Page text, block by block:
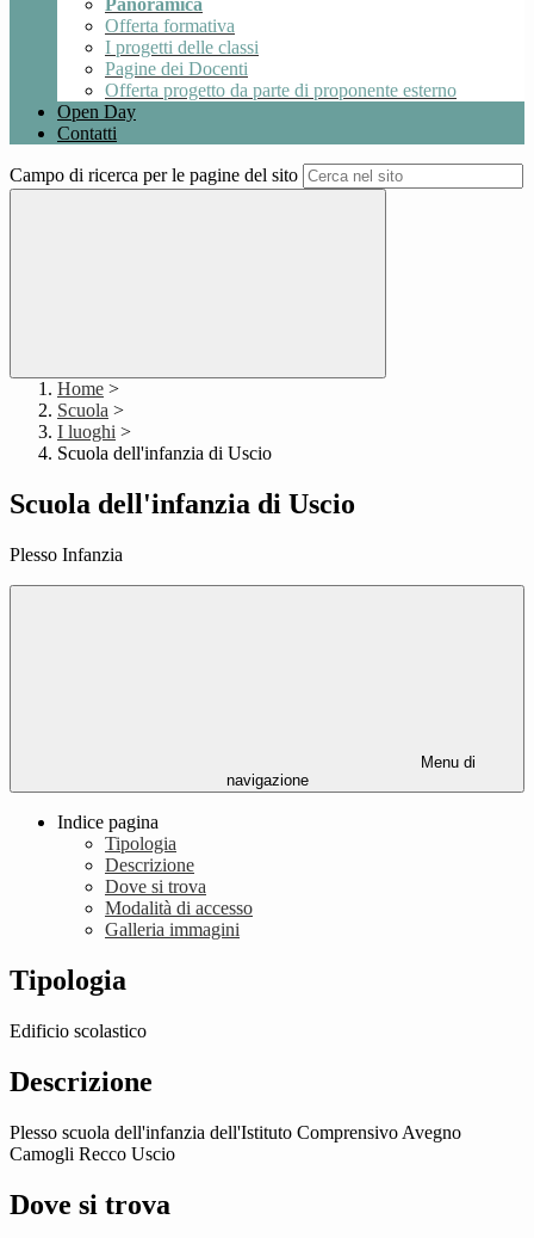
Panoramica
Offerta formativa
I progetti delle classi
Pagine dei Docenti
Offerta progetto da parte di proponente esterno
Open Day
Contatti
Campo di ricerca per le pagine del sito
Home >
Scuola >
I luoghi >
Scuola dell'infanzia di Uscio
Scuola dell'infanzia di Uscio
Plesso Infanzia
Menu di
navigazione
Indice pagina
Tipologia
Descrizione
Dove si trova
Modalità di accesso
Galleria immagini
Tipologia
Edificio scolastico
Descrizione
Plesso scuola dell'infanzia dell'Istituto Comprensivo Avegno
Camogli Recco Uscio
Dove si trova